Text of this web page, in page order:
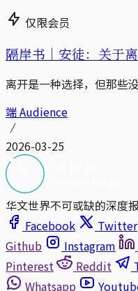
仅限会员
隔岸书｜安徒：关于
离开是一种选择，但那些
端 Audience
2026-03-25
华文世界不可或缺的深度
Facebook
Twitter
Github
Instagram
Pinterest
Reddit
Whatsapp